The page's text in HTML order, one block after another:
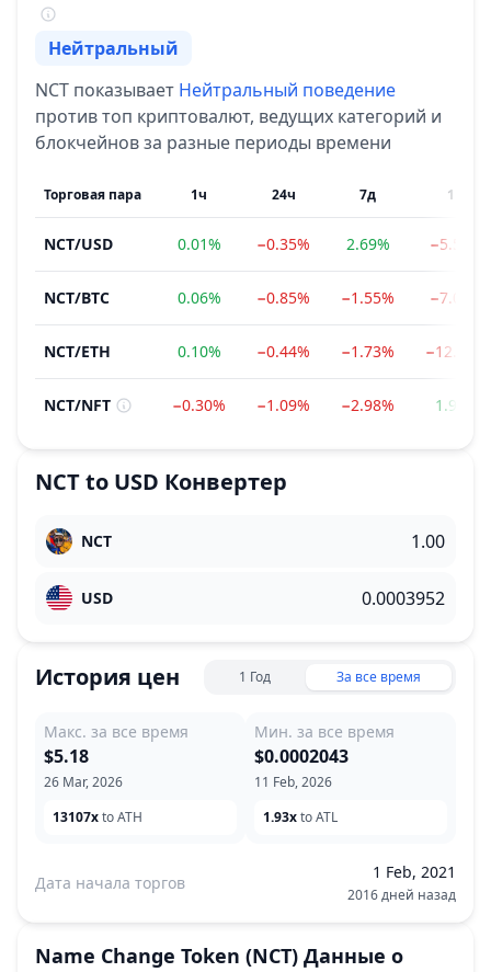
Настроение
Нейтральный
NCT показывает Нейтральный поведение
против топ криптовалют, ведущих категорий и
блокчейнов за разные периоды времени
Торговая пара 1ч 24ч 7д 1м
NCT/USD 0.01% −0.35% 2.69% −5.54%
NCT/BTC 0.06% −0.85% −1.55% −7.08%
NCT/ETH 0.10% −0.44% −1.73% −12.50%
NCT/NFT −0.30% −1.09% −2.98% 1.95%
NCTto USD Конвертер
NCT
USD
История цен 1 Год За все время
Макс. за все время
26 Mar, 2026
$5.18
13107xto ATH
Мин. за все время
11 Feb, 2026
$0.0002043
1.93xto ATL
Дата начала торгов
1 Feb, 2021
2016 дней назад
Name Change Token (NCT) Данные о